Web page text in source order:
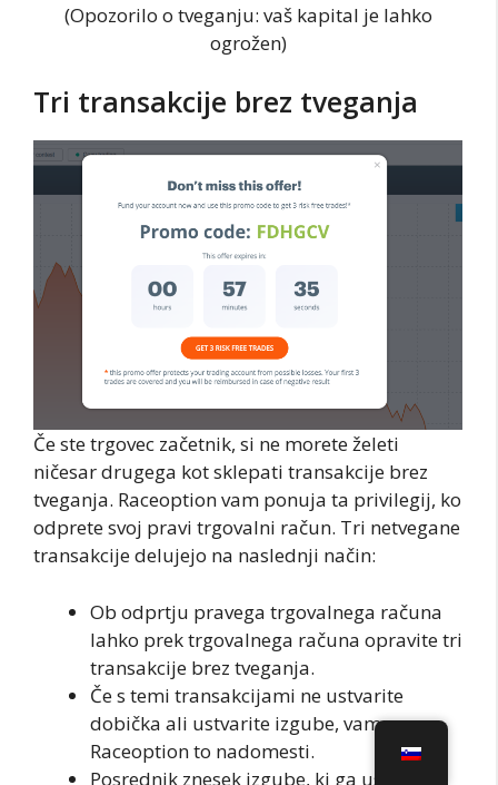
(Opozorilo o tveganju: vaš kapital je lahko
ogrožen)
Tri transakcije brez tveganja
Če ste trgovec začetnik, si ne morete želeti
ničesar drugega kot sklepati transakcije brez
tveganja. Raceoption vam ponuja ta privilegij, ko
odprete svoj pravi trgovalni račun. Tri netvegane
transakcije delujejo na naslednji način:
Ob odprtju pravega trgovalnega računa
lahko prek trgovalnega računa opravite tri
transakcije brez tveganja.
Če s temi transakcijami ne ustvarite
dobička ali ustvarite izgube, vam
Raceoption to nadomesti.
Posrednik znesek izgube, ki ga ustvarite,